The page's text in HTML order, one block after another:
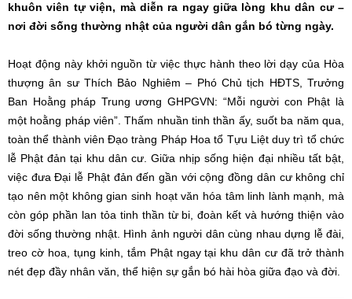
khuôn viên tự viện, mà diễn ra ngay giữa lòng khu dân cư –
nơi đời sống thường nhật của người dân gắn bó từng ngày.
Hoạt động này khởi nguồn từ việc thực hành theo lời dạy của Hòa
thượng ân sư Thích Bảo Nghiêm – Phó Chủ tịch HĐTS, Trưởng
Ban Hoằng pháp Trung ương GHPGVN: “Mỗi người con Phật là
một hoằng pháp viên”. Thấm nhuần tinh thần ấy, suốt ba năm qua,
toàn thể thành viên Đạo tràng Pháp Hoa tổ Tựu Liệt duy trì tổ chức
lễ Phật đản tại khu dân cư. Giữa nhịp sống hiện đại nhiều tất bật,
việc đưa Đại lễ Phật đản đến gần với cộng đồng dân cư không chỉ
tạo nên một không gian sinh hoạt văn hóa tâm linh lành mạnh, mà
còn góp phần lan tỏa tinh thần từ bi, đoàn kết và hướng thiện vào
đời sống thường nhật. Hình ảnh người dân cùng nhau dựng lễ đài,
treo cờ hoa, tụng kinh, tắm Phật ngay tại khu dân cư đã trở thành
nét đẹp đầy nhân văn, thể hiện sự gắn bó hài hòa giữa đạo và đời.